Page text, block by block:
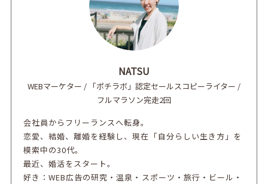
NATSU
WEBマーケター / 「ポチラボ」認定セールスコピーライター /
フルマラソン完走2回
会社員からフリーランスへ転身。
恋愛、結婚、離婚を経験し、現在「自分らしい生き方」を
模索中の30代。
最近、婚活をスタート。
好き：WEB広告の研究・温泉・スポーツ・旅行・ビール・